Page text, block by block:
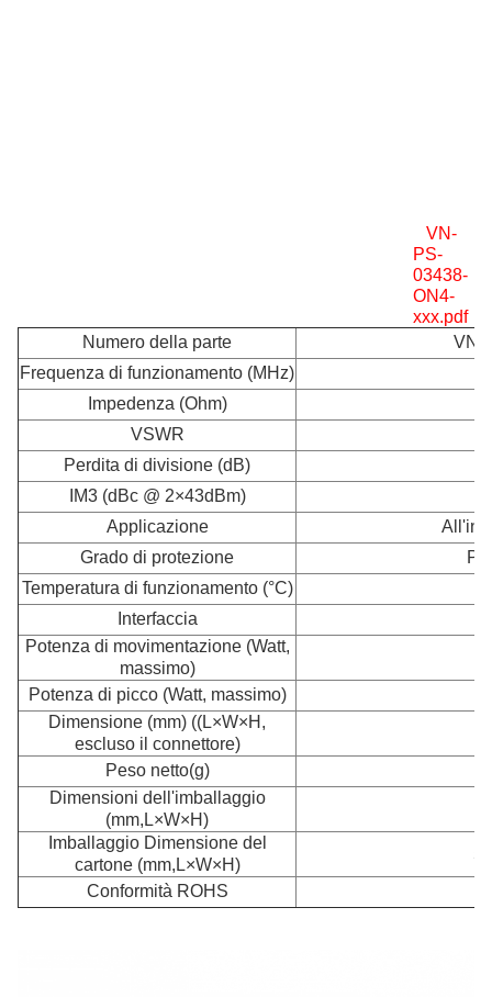
VN-
PS-
03438-
ON4-
xxx.pdf
Numero della parte
VN-
Frequenza di funzionamento (MHz)
Impedenza (Ohm)
VSWR
Perdita di divisione (dB)
IM3 (dBc @ 2×43dBm)
Applicazione
Grado di protezione
Temperatura di funzionamento (°C)
Interfaccia
Potenza di movimentazione (Watt,
massimo)
Potenza di picco (Watt, massimo)
Dimensione (mm) ((L×W×H,
escluso il connettore)
Peso netto(g)
Dimensioni dell'imballaggio
(mm,L×W×H)
Imballaggio Dimensione del
cartone (mm,L×W×H)
Conformità ROHS